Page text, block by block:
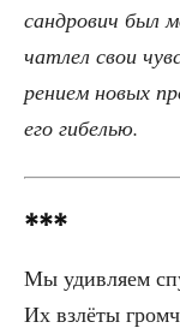
сан­дро­вич был
чат­лел свои
ре­ни­ем новых
его гибелью.
***
Мы удив­ля­ем
Их взлё­ты